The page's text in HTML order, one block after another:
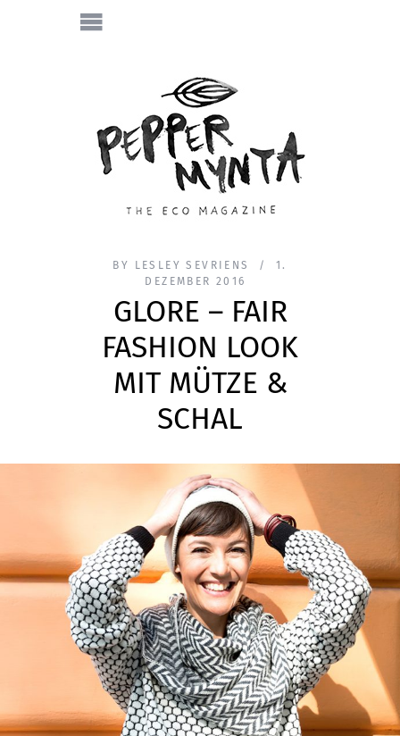
BY LESLEY SEVRIENS
1.
DEZEMBER 2016
GLORE – FAIR
FASHION LOOK
MIT MÜTZE &
SCHAL